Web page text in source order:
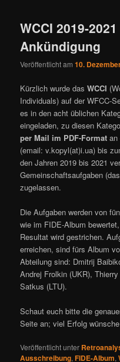
t
a
g
n
a
v
i
g
a
t
i
o
WCCI 2019-2021
Ankündigung
Veröffentlicht am10.
Kürzlich wurde dasWCCI
Individuals) auf der WFCC-
es in den acht üblichen
eingeladen, zu diesen
per Mail im PDF-Format an
(email: v.kopyl(at)i.ua) bis
den Jahren 2019 bis 2021
Gemeinschaftsaufgaben
zugelassen.
Die Aufgaben werden von
wie im FIDE-Album
Resultat wird gestrichen.
erreichen, sind fürs Album
Abteilung sind: Dmitrij
Andrej Frolkin (UKR),
Satkus (LTU).
Schaut euch bitte die
Seite an; viel Erfolg
Veröffentlicht unter
Ausschreibung,FIDE-Album,